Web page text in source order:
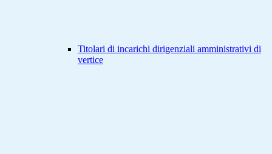
Titolari di incarichi dirigenziali amministrativi di
vertice